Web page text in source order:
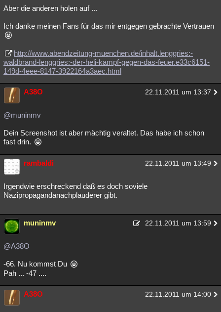
Musik Clash Verbesserungen
Besucht
Lesenswert Schlüsselwörter
Aber die anderen holen auf ...
Ich danke meinen Fans für das mir entgegen gebrachte Vertrauen
http://www.abendzeitung-muenchen.de/inhalt.lenggries:-
waldbrand-lenggries:-der-heli-kampf-gegen-das-feuer.e33c6151-
149d-4eee-8147-3922164a3aec.html
A38O 22.11.2011 um 13:37
@muninmv
Dein Screenshot ist aber mächtig veraltet. Das habe ich schon
fast drin.
rambaldi 22.11.2011 um 13:49
Irgendwie erschreckend daß es doch soviele
Nazipropagandanachplauderer gibt.
muninmv 22.11.2011 um 13:59
@A38O
-66. Nu kommst Du
Pah ... -47 ....
A38O 22.11.2011 um 14:00